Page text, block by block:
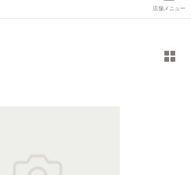
店舗メニュー